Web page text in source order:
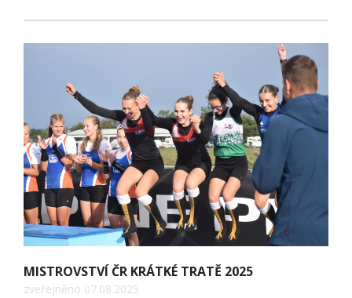
MISTROVSTVÍ ČR KRÁTKÉ TRATĚ 2025
zveřejněno 07.08.2025